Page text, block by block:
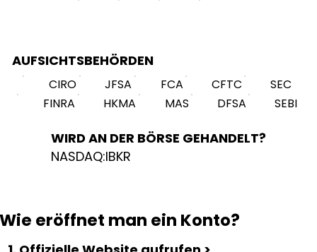
AUFSICHTSBEHÖRDEN
CIRO JFSA FCA CFTC
SEC
FINRA
HKMA MAS DFSA SEBI
WIRD AN DER BÖRSE GEHANDELT?
NASDAQ:IBKR
Wie eröffnet man ein Konto?